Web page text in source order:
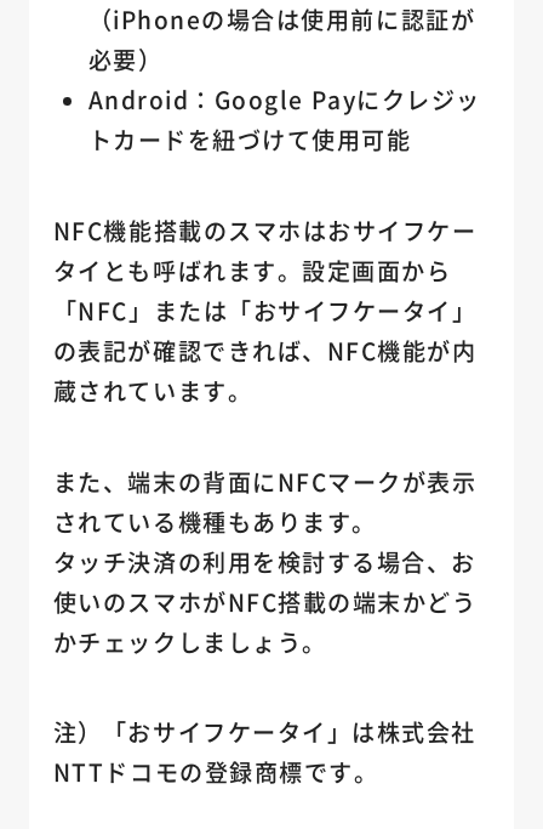
（iPhoneの場合は使用前に認証が
必要）
Android：Google Payにクレジッ
トカードを紐づけて使用可能
NFC機能搭載のスマホはおサイフケー
タイとも呼ばれます。設定画面から
「NFC」または「おサイフケータイ」
の表記が確認できれば、NFC機能が内
蔵されています。
また、端末の背面にNFCマークが表示
されている機種もあります。
タッチ決済の利用を検討する場合、お
使いのスマホがNFC搭載の端末かどう
かチェックしましょう。
注）「おサイフケータイ」は株式会社
NTTドコモの登録商標です。